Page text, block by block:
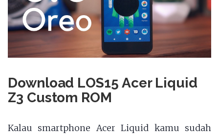
Download LOS15 Acer Liquid
Z3 Custom ROM
Kalau smartphone Acer Liquid kamu sudah